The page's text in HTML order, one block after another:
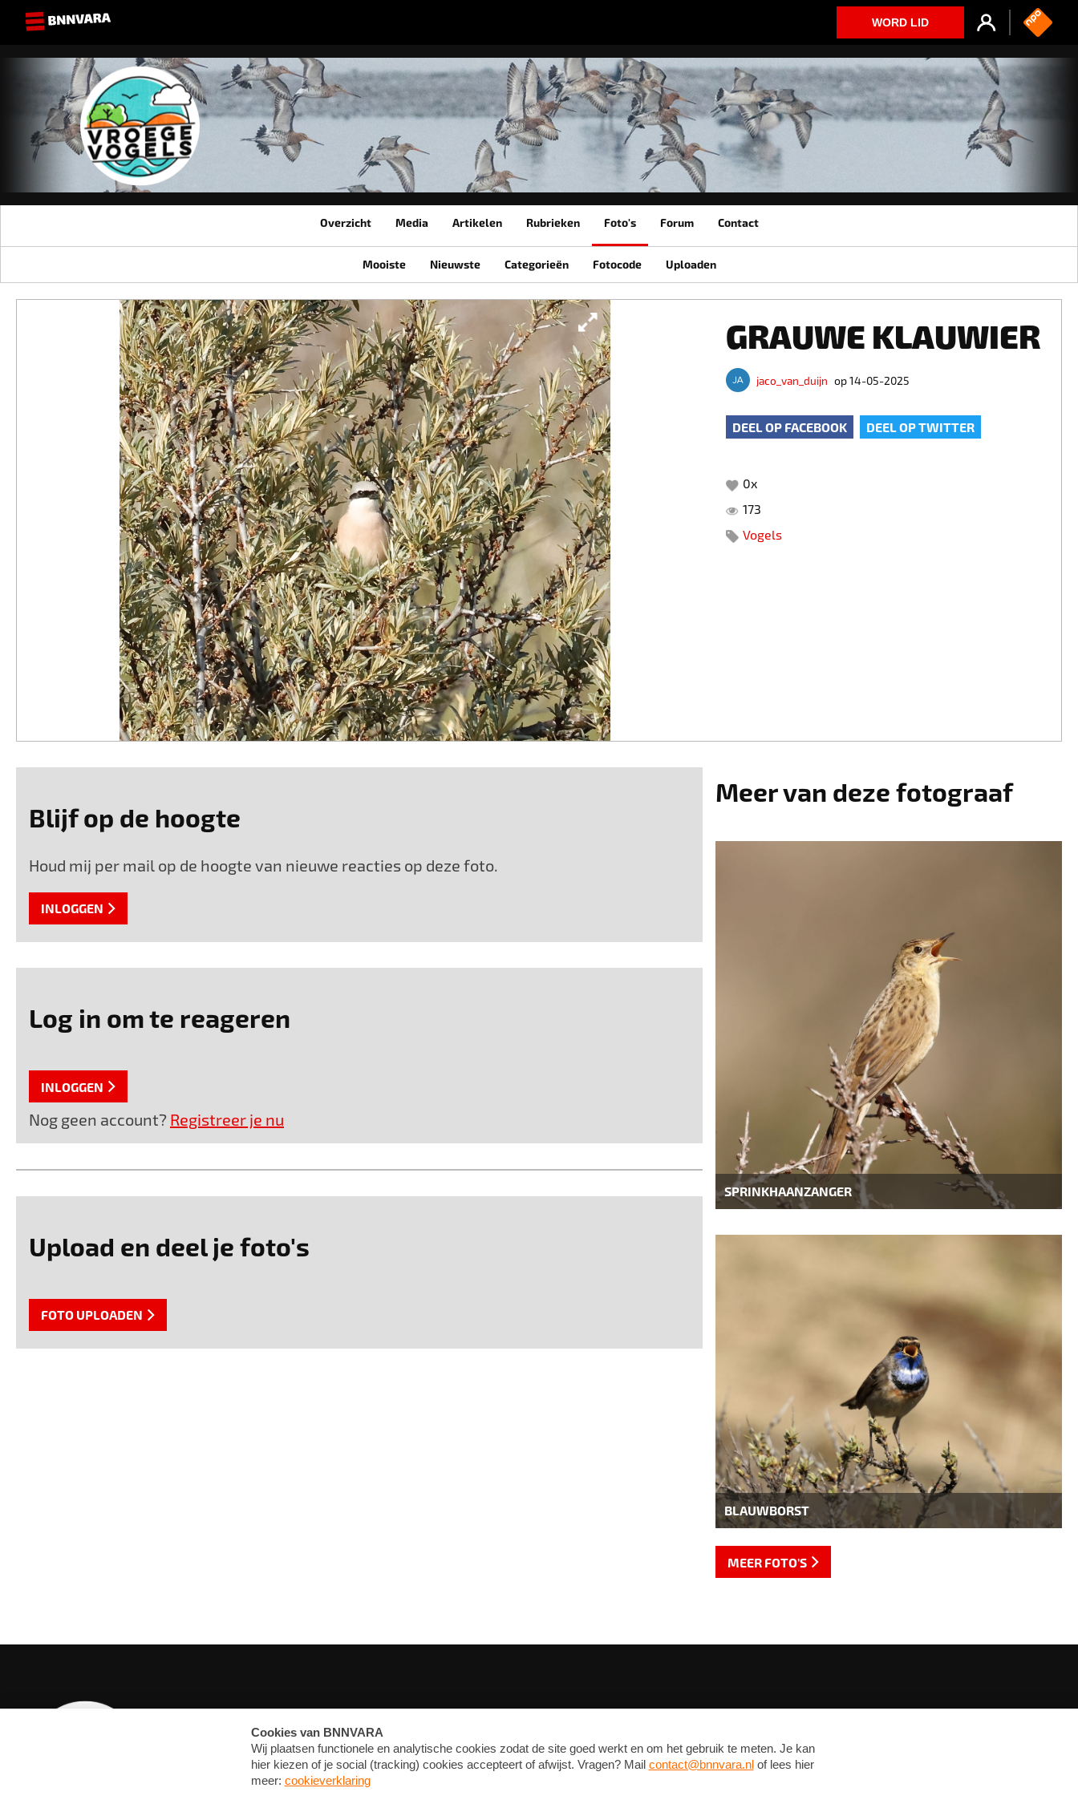
WORD LID
Overzicht Media Artikelen Rubrieken Foto's Forum Contact
Mooiste Nieuwste Categorieën Fotocode Uploaden
GRAUWE KLAUWIER
jaco_van_duijn op 14-05-2025
DEEL OP FACEBOOK DEEL OP TWITTER
0x
173
Vogels
Blijf op de hoogte
Houd mij per mail op de hoogte van nieuwe reacties op deze foto.
INLOGGEN
Log in om te reageren
INLOGGEN
Nog geen account? Registreer je nu
Upload en deel je foto's
FOTO UPLOADEN
Meer van deze fotograaf
SPRINKHAANZANGER
BLAUWBORST
MEER FOTO'S
CONTACT